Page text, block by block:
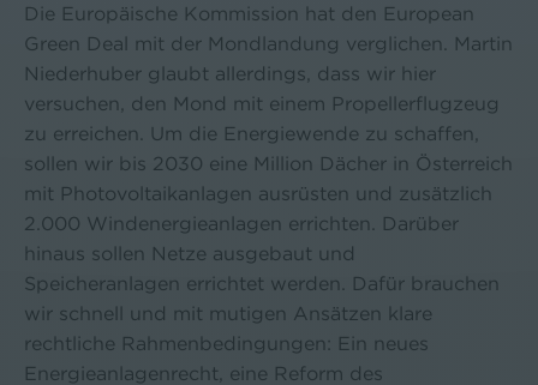
Die Europäische Kommission hat den European
Green Deal mit der Mondlandung verglichen. Martin
Niederhuber glaubt allerdings, dass wir hier
versuchen, den Mond mit einem Propellerflugzeug
zu erreichen. Um die Energiewende zu schaffen,
sollen wir bis 2030 eine Million Dächer in Österreich
mit Photovoltaikanlagen ausrüsten und zusätzlich
2.000 Windenergieanlagen errichten. Darüber
hinaus sollen Netze ausgebaut und
Speicheranlagen errichtet werden. Dafür brauchen
wir schnell und mit mutigen Ansätzen klare
rechtliche Rahmenbedingungen: Ein neues
Energieanlagenrecht, eine Reform des